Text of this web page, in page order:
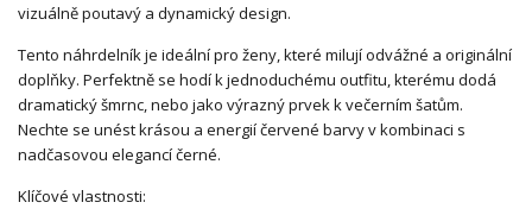
vizuálně poutavý a dynamický design.
Tento náhrdelník je ideální pro ženy, které milují odvážné a originální
doplňky. Perfektně se hodí k jednoduchému outfitu, kterému dodá
dramatický šmrnc, nebo jako výrazný prvek k večerním šatům.
Nechte se unést krásou a energií červené barvy v kombinaci s
nadčasovou elegancí černé.
Klíčové vlastnosti: